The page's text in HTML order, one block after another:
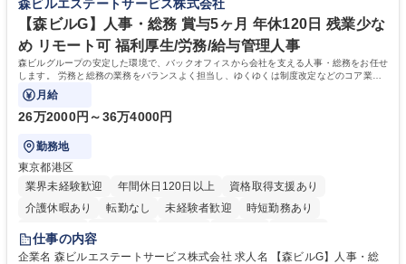
す。 募集職種 東京都中央区【営業事務・貿易事務】食品商社/残業少なめ/
リモート等相談可
ズに沿った冷凍水産物等の生産・輸入・販売を一貫して手掛けています。
自社工場と海外拠点の強固な連携によるワンストップサービスが最大の強
みです。 学歴・資格 学歴：大学院 大学 語学力：英語 資格：
森ビルエステートサービス株式会社
【森ビルG】人事・総務 賞与5ヶ月 年休120日 残業少な
め リモート可 福利厚生/労務/給与管理人事
森ビルグループの安定した環境で、バックオフィスから会社を支える人事・総務をお任せ
します。 労務と総務の業務をバランスよく担当し、ゆくゆくは制度改定などのコア業務
にも挑戦できる、やりがいある環境です。
月給
26万2000円～36万4000円
勤務地
東京都港区
業界未経験歓迎
年間休日120日以上
資格取得支援あり
介護休暇あり
転勤なし 未経験者歓迎
時短勤務あり
経験者歓迎
完全週休2日制
交通費支給 長期歓迎 駅近5分以内 土日祝休み
仕事の内容
企業名 森ビルエステートサービス株式会社 求人名 【森ビルG】人事・総